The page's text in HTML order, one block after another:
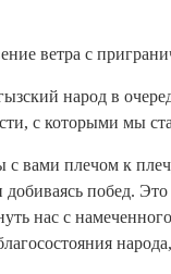
ветра с
народ в
с которыми мы
с вами плечом к
и добиваясь побед.
нас с